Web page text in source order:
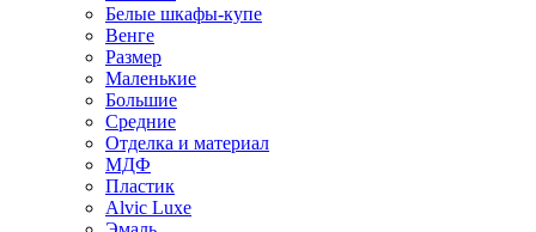
Белые шкафы-купе
Венге
Размер
Маленькие
Большие
Средние
Отделка и материал
МДФ
Пластик
Alvic Luxe